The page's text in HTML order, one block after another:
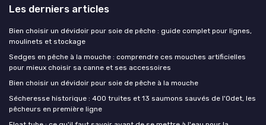
Les derniers articles
Bien choisir un dévidoir pour soie de pêche : guide complet pour lignes,
moulinets et stockage
Sedges en pêche à la mouche : comprendre ces mouches artificielles
pour mieux choisir sa canne et ses accessoires
Bien choisir un dévidoir pour soie de pêche à la mouche
Sécheresse historique : 400 truites et 13 saumons sauvés de l'Odet, les
pêcheurs en première ligne